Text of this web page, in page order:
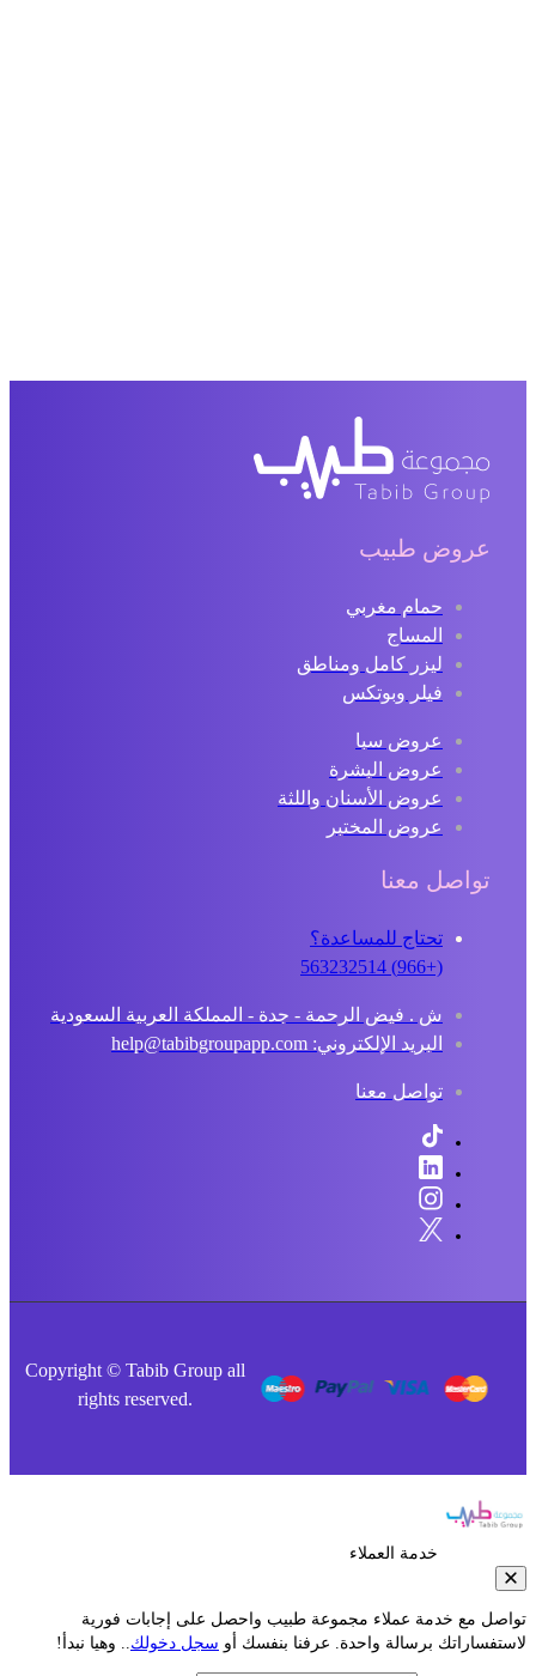
عروض طبيب
حمام مغربي
المساج
ليزر كامل ومناطق
فيلر وبوتكس
عروض سبا
عروض البشرة
عروض الأسنان واللثة
عروض المختبر
تواصل معنا
تحتاج للمساعدة؟
ش . فيض الرحمة - جدة - المملكة العربية السعودية
البريد الإلكتروني: help@tabibgroupapp.com
تواصل معنا
Copyright © Tabib Group all
rights reserved.
خدمة العملاء
مع خدمة عملاء مجموعة طبيب واحصل على إجابات فورية
برسالة واحدة. عرفنا بنفسك أوسجل دخولك.. وهيا نبدأ!